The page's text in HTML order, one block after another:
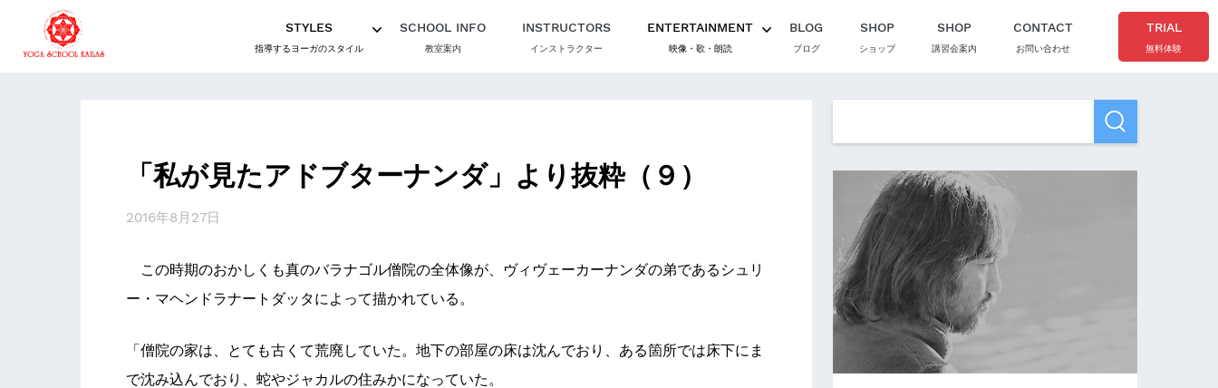
STYLES
指導するヨーガのスタイル
SCHOOL INFO
教室案内
INSTRUCTORS
インストラクター
ENTERTAINMENT
映像・歌・朗読
BLOG
ブログ
SHOP
ショップ
SHOP
講習会案内
CONTACT
お問い合わせ
TRIAL
無料体験
「私が見たアドブターナンダ」より抜粋（９）
2016年8月27日
この時期のおかしくも真のバラナゴル僧院の全体像が、ヴィヴェーカーナンダの弟であるシュリ
ー・マヘンドラナートダッタによって描かれている。
「僧院の家は、とても古くて荒廃していた。地下の部屋の床は沈んでおり、ある箇所では床下にま
で沈み込んでおり、蛇やジャカルの住みかになっていた。